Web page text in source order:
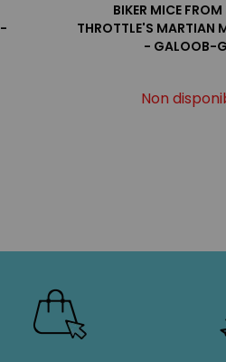
BIKER MICE
THROTTLE'S MARTIAN
- GALOOB-
Non